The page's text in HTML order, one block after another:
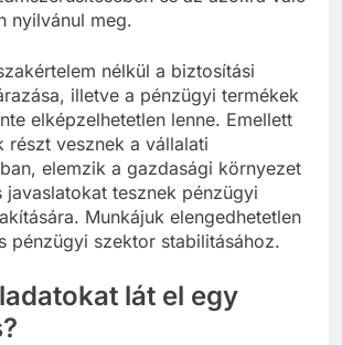
nyilvánul meg.
nélkül a biztosítási
illetve a pénzügyi termékek
elképzelhetetlen lenne. Emellett
részt vesznek a vállalati
elemzik a gazdasági környezet
javaslatokat tesznek pénzügyi
Munkájuk elengedhetetlen
pénzügyi szektor stabilitásához.
lát el egy